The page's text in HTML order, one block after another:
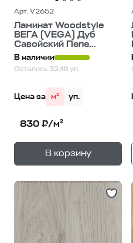
Арт. V2652
Ламинат Woodstyle
ВЕГА (VEGA) Дуб
Савойский Пепе...
В наличии
Осталось 3248 уп.
Цена за м² уп.
830 ₽/м²
В корзину
— 1уп.